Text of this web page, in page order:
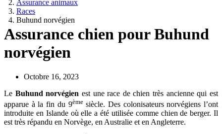
Assurance animaux
Races
Buhund norvégien
Assurance chien pour Buhund
norvégien
Octobre 16, 2023
Le Buhund norvégien est une race de chien très ancienne qui est
apparue à la fin du 9èmesiècle. Des colonisateurs norvégiens l’ont
introduite en Islande où elle a été utilisée comme chien de berger. Il
est très répandu en Norvège, en Australie et en Angleterre.